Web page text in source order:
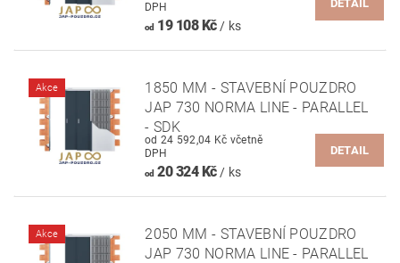
DPH
od19 108 Kč / ks
DETAIL
Akce
1850 MM - STAVEBNÍ POUZDRO
JAP 730 NORMA LINE - PARALLEL
- SDK
od 24 592,04 Kč včetně
DPH
od20 324 Kč / ks
DETAIL
Akce
2050 MM - STAVEBNÍ POUZDRO
JAP 730 NORMA LINE - PARALLEL